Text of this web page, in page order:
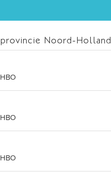
provincie Noord-Holland
HBO
HBO
HBO